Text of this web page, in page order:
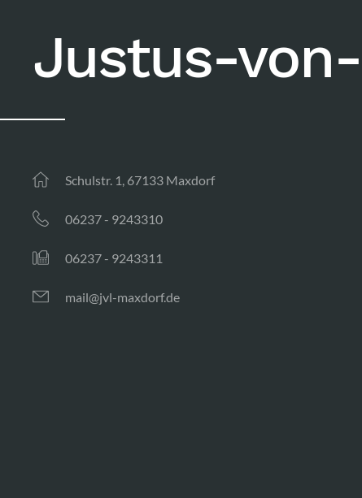
Justus-
Schulstr. 1, 67133 Maxdorf
06237 - 9243310
06237 - 9243311
mail@jvl-maxdorf.de